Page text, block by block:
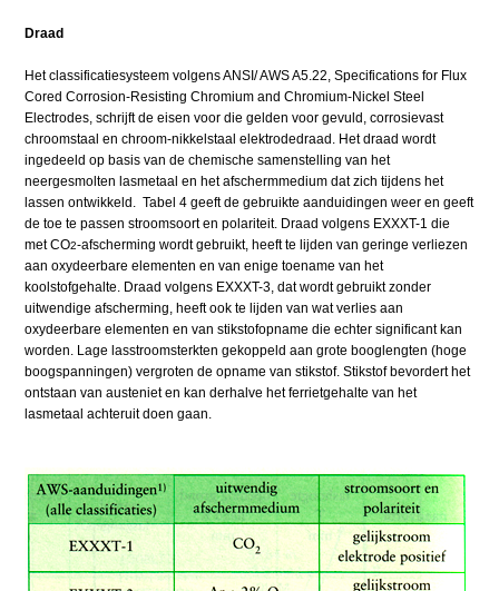
Draad
Het classificatiesysteem volgens ANSI/ AWS A5.22, Specifications for Flux
Cored Corrosion-Resisting Chromium and Chromium-Nickel Steel
Electrodes, schrijft de eisen voor die gelden voor gevuld, corrosievast
chroomstaal en chroom-nikkelstaal elektrodedraad. Het draad wordt
ingedeeld op basis van de chemische samenstelling van het
neergesmolten lasmetaal en het afschermmedium dat zich tijdens het
lassen ontwikkeld. Tabel 4 geeft de gebruikte aanduidingen weer en geeft
de toe te passen stroomsoort en polariteit. Draad volgens EXXXT-1 die
met CO2-afscherming wordt gebruikt, heeft te lijden van geringe verliezen
aan oxydeerbare elementen en van enige toename van het
koolstofgehalte. Draad volgens EXXXT-3, dat wordt gebruikt zonder
uitwendige afscherming, heeft ook te lijden van wat verlies aan
oxydeerbare elementen en van stikstofopname die echter significant kan
worden. Lage lasstroomsterkten gekoppeld aan grote booglengten (hoge
boogspanningen) vergroten de opname van stikstof. Stikstof bevordert het
ontstaan van austeniet en kan derhalve het ferrietgehalte van het
lasmetaal achteruit doen gaan.